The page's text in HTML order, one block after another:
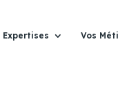
Expertises Vos